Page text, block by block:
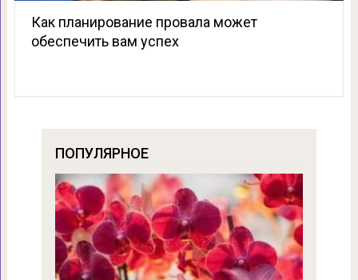
Как планирование провала может
обеспечить вам успех
ПОПУЛЯРНОЕ